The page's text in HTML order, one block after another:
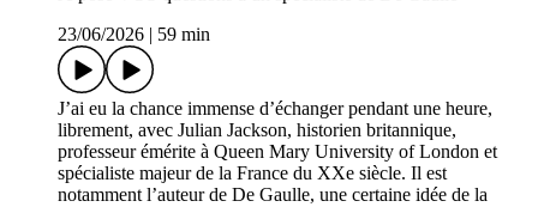
23/06/2026
59 min
J’ai eu la chance immense d’échanger pendant une heure,
librement, avec Julian Jackson, historien britannique,
professeur émérite à Queen Mary University of London et
spécialiste majeur de la France du XXe siècle. Il est
notamment l’auteur de De Gaulle, une certaine idée de la